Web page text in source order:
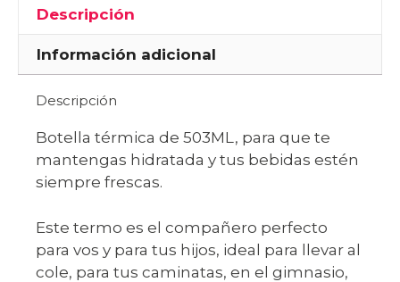
Descripción
Información adicional
Descripción
Botella térmica de 503ML, para que te
mantengas hidratada y tus bebidas estén
siempre frescas.
Este termo es el compañero perfecto
para vos y para tus hijos, ideal para llevar al
cole, para tus caminatas, en el gimnasio,